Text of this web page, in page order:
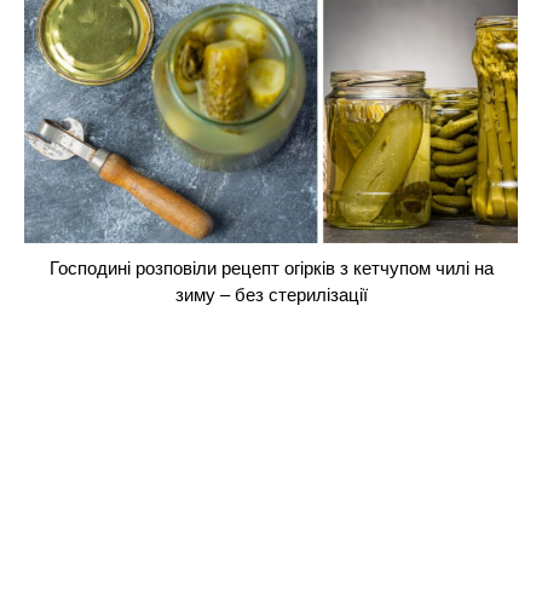
Господині розповіли рецепт огірків з кетчупом чилі на
зиму – без стерилізації